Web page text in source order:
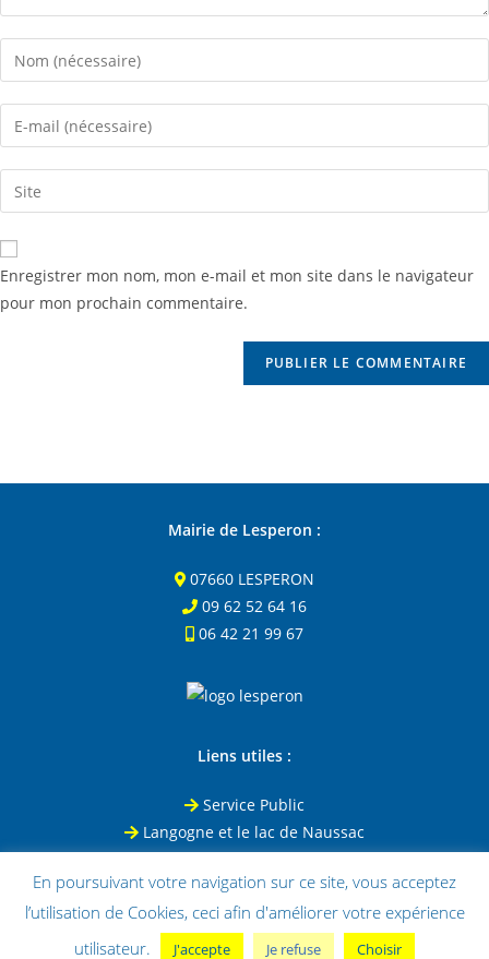
Enregistrer mon nom, mon e-mail et mon site dans le navigateur
pour mon prochain commentaire.
Mairie de Lesperon :
07660 LESPERON
09 62 52 64 16
06 42 21 99 67
Liens utiles :
Service Public
Langogne et le lac de Naussac
Le Puy-en-Velay
Office de tourisme de Coucouron
En poursuivant votre navigation sur ce site, vous acceptez
l’utilisation de Cookies, ceci afin d'améliorer votre expérience
utilisateur.
J'accepte Je refuse Choisir